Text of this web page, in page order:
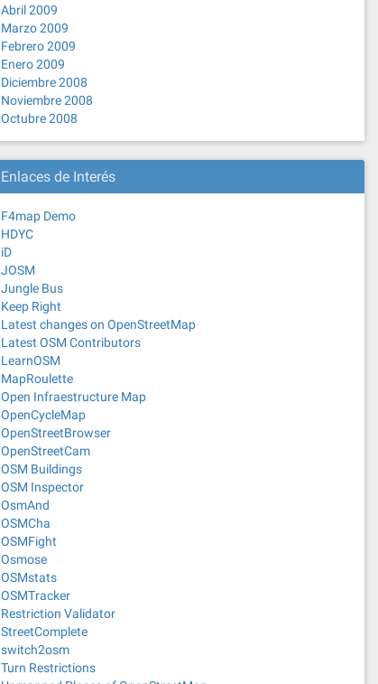
Abril 2009
Marzo 2009
Febrero 2009
Enero 2009
Diciembre 2008
Noviembre 2008
Octubre 2008
Enlaces de Interés
F4map Demo
HDYC
iD
JOSM
Jungle Bus
Keep Right
Latest changes on OpenStreetMap
Latest OSM Contributors
LearnOSM
MapRoulette
Open Infraestructure Map
OpenCycleMap
OpenStreetBrowser
OpenStreetCam
OSM Buildings
OSM Inspector
OsmAnd
OSMCha
OSMFight
Osmose
OSMstats
OSMTracker
Restriction Validator
StreetComplete
switch2osm
Turn Restrictions